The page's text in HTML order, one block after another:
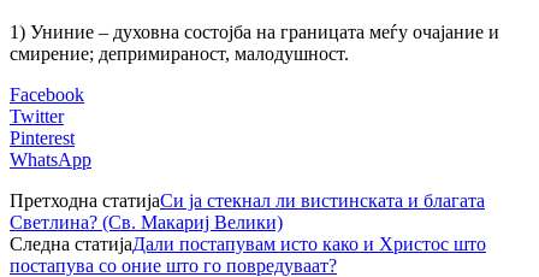
1) Униние – духовна состојба на границата меѓу очајание и
смирение; депримираност, малодушност.
Facebook
Twitter
Pinterest
WhatsApp
Претходна статијаСи ја стекнал ли вистинската и благата
Светлина? (Св. Макариј Велики)
Следна статијаДали постапувам исто како и Христос што
постапува со оние што го повредуваат?